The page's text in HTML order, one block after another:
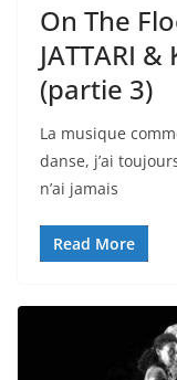
On The
JATTARI &
(partie 3)
La musique
danse, j’ai
n’ai jamais
Read More